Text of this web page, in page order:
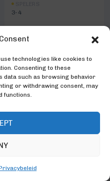
technologies like cookies to
Consenting to these
data such as browsing behavior
or withdrawing consent, may
functions.
3-4